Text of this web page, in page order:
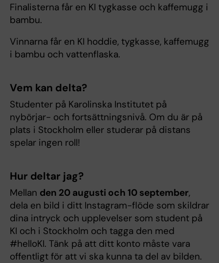
Finalisterna får en KI tygkasse och kaffemugg i
bambu.
Vinnarna får en KI hoddie, tygkasse, kaffemugg
i bambu och vattenflaska.
Vem kan delta?
Studenter på Karolinska Institutet på
nybörjar- och fortsättningsnivå. Om du är på
plats i Stockholm eller studerar på distans
spelar ingen roll!
Hur deltar jag?
Mellan den 20 augusti och 10 september,
dela en bild i ditt Instagram-flöde som skildrar
dina intryck och upplevelser som student på
KI och i Stockholm och tagga den med
#helloKI. Tänk på att ditt konto måste vara
offentligt för att vi ska kunna ta del av bilden.